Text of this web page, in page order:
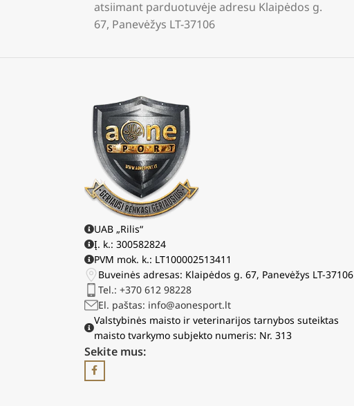
atsiimant parduotuvėje adresu Klaipėdos g.
67, Panevėžys LT-37106
UAB „Rilis“
Į. k.: 300582824
PVM mok. k.: LT100002513411
Buveinės adresas: Klaipėdos g. 67, Panevėžys LT-37106
Tel.: +370 612 98228
El. paštas: info@aonesport.lt
Valstybinės maisto ir veterinarijos tarnybos suteiktas
maisto tvarkymo subjekto numeris: Nr. 313
Sekite mus: